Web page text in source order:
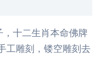
十二生肖本命佛牌
工雕刻，镂空雕刻去